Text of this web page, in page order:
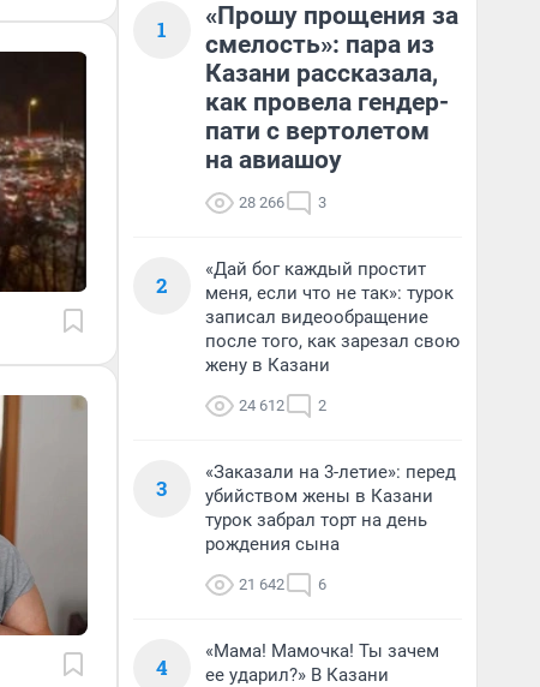
1
«Прошу прощения за
смелость»: пара из
Казани рассказала,
как провела гендер-
пати с вертолетом
на авиашоу
28 266 3
2
«Дай бог каждый простит
меня, если что не так»: турок
записал видеообращение
после того, как зарезал свою
жену в Казани
24 612 2
3
«Заказали на 3-летие»: перед
убийством жены в Казани
турок забрал торт на день
рождения сына
21 642 6
4
«Мама! Мамочка! Ты зачем
ее ударил?» В Казани